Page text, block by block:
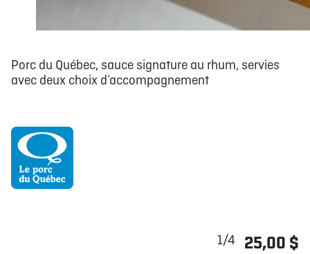
Porc du Québec, sauce signature au rhum, servies
avec deux choix d’accompagnement
1/4 25,00 $